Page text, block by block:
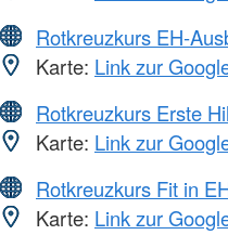
Rotkreuzkurs EH-
Karte: Link zur
Rotkreuzkurs Erste
Karte: Link zur
Rotkreuzkurs Fit in
Karte: Link zur